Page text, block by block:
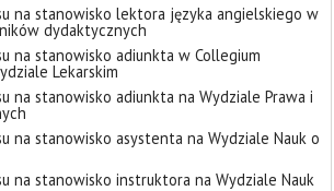
na stanowisko lektora języka angielskiego w
dydaktycznych
na stanowisko adiunkta w Collegium
Lekarskim
na stanowisko adiunkta na Wydziale Prawa i
na stanowisko asystenta na Wydziale Nauk o
na stanowisko instruktora na Wydziale Nauk